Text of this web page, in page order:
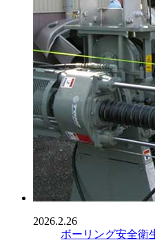
2026.2.26
ボーリング安全衛